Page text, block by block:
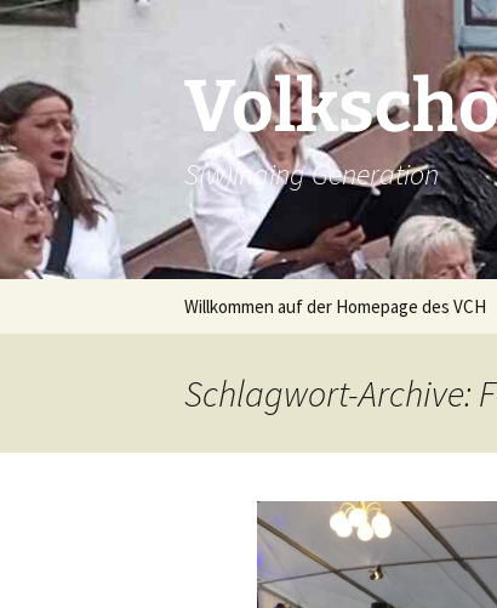
Zum
S(w)inging Generation
Willkommen auf der Homepage des VCH
Schlagwort-Archive: